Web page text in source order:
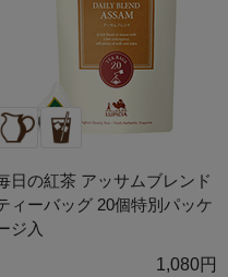
日の紅茶 アッサムブレンド
ィーバッグ 20個特別パッケ
ジ入
1,080円